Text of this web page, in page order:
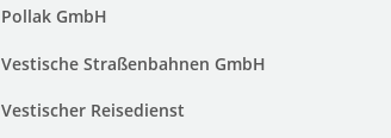
Pollak GmbH
Vestische Straßenbahnen GmbH
Vestischer Reisedienst